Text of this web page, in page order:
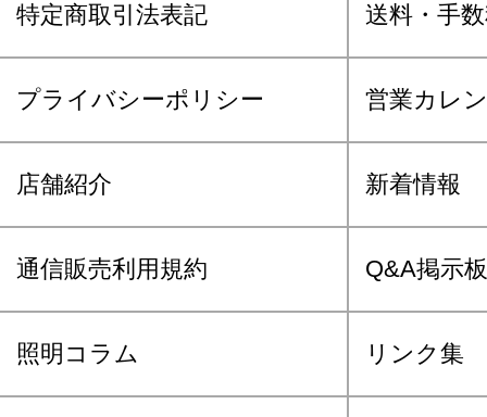
特定商取引法表記 送料・手
プライバシーポリシー 営業カレ
店舗紹介 新着情報
通信販売利用規約 Q&A掲示板
照明コラム リンク集